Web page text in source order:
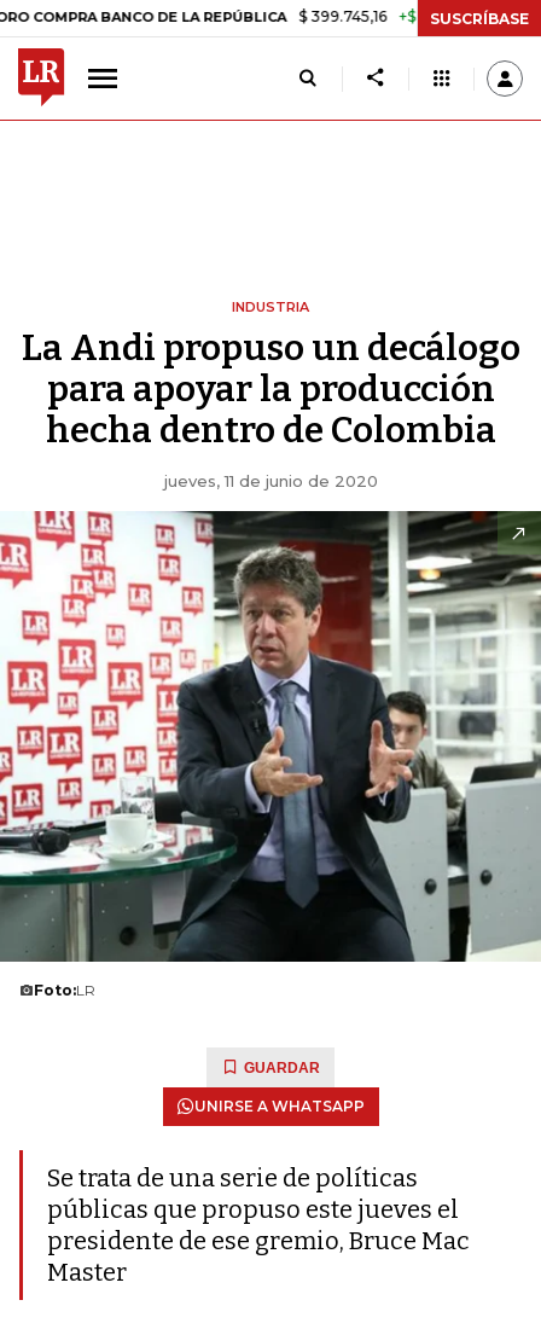
BANCO DE LA REPÚBLICA $ 399.745,16 +$ 2.295,71 +0,58% TASA
SUSCRÍBASE
INDUSTRIA
La Andi propuso un decálogo
para apoyar la producción
hecha dentro de Colombia
jueves, 11 de junio de 2020
Foto:LR
GUARDAR
UNIRSE A WHATSAPP
Se trata de una serie de políticas
públicas que propuso este jueves el
presidente de ese gremio, Bruce Mac
Master